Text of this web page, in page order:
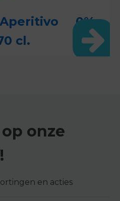
0%
cl.
onze
en acties